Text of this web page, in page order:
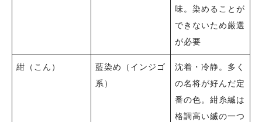
味。染めることが
できないため厳選
が必要
紺（こん）
藍染め（インジゴ
系）
沈着・冷静。多く
の名将が好んだ定
番の色。紺糸縅は
格調高い縅の一つ